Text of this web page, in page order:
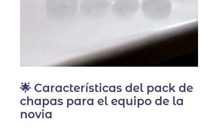
🌟 Características del pack de
chapas para el equipo de la
novia